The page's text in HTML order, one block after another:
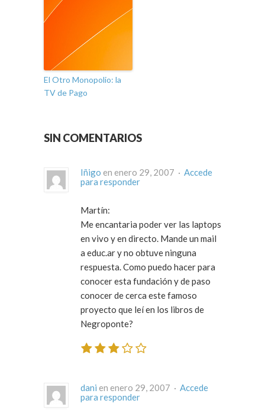
El Otro Monopolio: la
TV de Pago
SIN COMENTARIOS
Iñigo en enero 29, 2007 · Accede
para responder
Martín:
Me encantaria poder ver las laptops
en vivo y en directo. Mande un mail
a educ.ar y no obtuve ninguna
respuesta. Como puedo hacer para
conocer esta fundación y de paso
conocer de cerca este famoso
proyecto que leí en los libros de
Negroponte?
dani en enero 29, 2007 · Accede
para responder